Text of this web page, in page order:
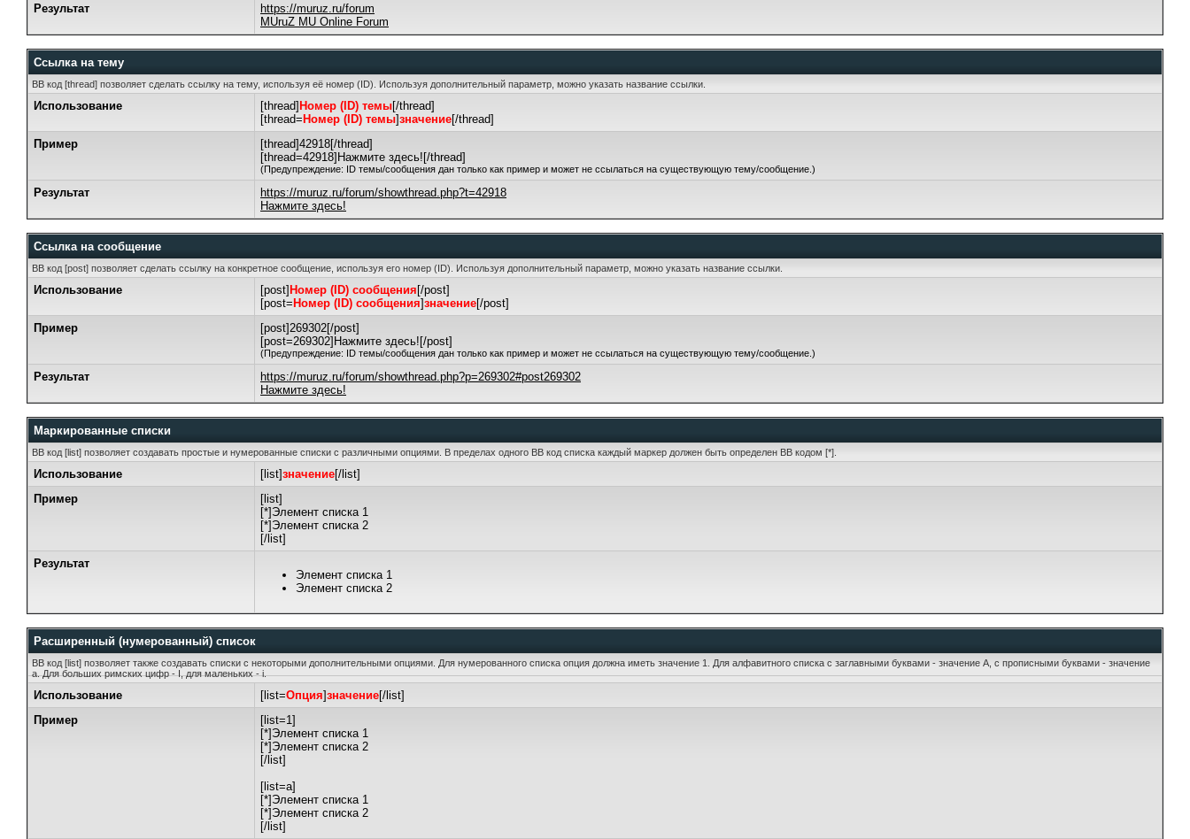
Результат
https://muruz.ru/forum
MUruZ MU Online Forum
Ссылка на тему
BB код [thread] позволяет сделать ссылку на тему, используя её номер (ID). Используя дополнительный параметр, можно указать название ссылки.
Использование [thread] Номер (ID) темы[/thread]
[thread= Номер (ID) темы]значение[/thread]
Пример
[thread]42918[/thread]
[thread=42918]Нажмите здесь![/thread]
(Предупреждение: ID темы/сообщения дан только как пример и может не ссылаться на существующую тему/сообщение.)
Результат
https://muruz.ru/forum/showthread.php?t=42918
Нажмите здесь!
Ссылка на сообщение
BB код [post] позволяет сделать ссылку на конкретное сообщение, используя его номер (ID). Используя дополнительный параметр, можно указать название ссылки.
Использование [post] Номер (ID) сообщения [/post]
[post= Номер (ID) сообщения]значение[/post]
Пример
[post]269302[/post]
[post=269302]Нажмите здесь![/post]
(Предупреждение: ID темы/сообщения дан только как пример и может не ссылаться на существующую тему/сообщение.)
Результат
https://muruz.ru/forum/showthread.php?p=269302#post269302
Нажмите здесь!
Маркированные списки
BB код [list] позволяет создавать простые и нумерованные списки с различными опциями. В пределах одного BB код списка каждый маркер должен быть определен BB кодом [*].
Использование [list]значение[/list]
Пример
[list]
[*]Элемент списка 1
[*]Элемент списка 2
[/list]
Результат
Элемент списка 1
Элемент списка 2
Расширенный (нумерованный) список
BB код [list] позволяет также создавать списки с некоторыми дополнительными опциями. Для нумерованного списка опция должна иметь значение 1. Для алфавитного списка с заглавными буквами - значение A, с прописными буквами - значение
а. Для больших римских цифр - I, для маленьких - i.
Использование [list=Опция]значение[/list]
Пример
[list=1]
[*]Элемент списка 1
[*]Элемент списка 2
[/list]
[list=a]
[*]Элемент списка 1
[*]Элемент списка 2
[/list]